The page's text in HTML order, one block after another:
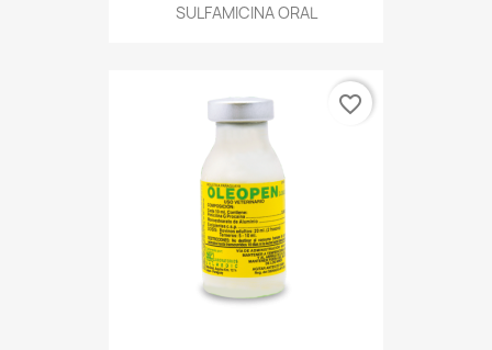
SULFAMICINA ORAL
favorite_border